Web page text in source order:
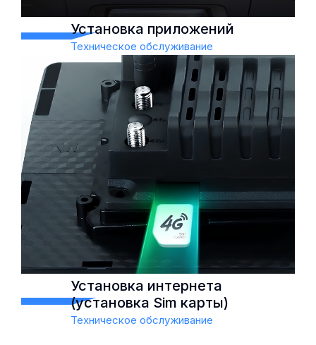
Установка приложений
Техническое обслуживание
Установка приложений
Техническое обслуживание
Удобство
Персонализация
Доступ к более широкому
спектру приложений
Установка интернета
(установка Sim карты)
Техническое обслуживание